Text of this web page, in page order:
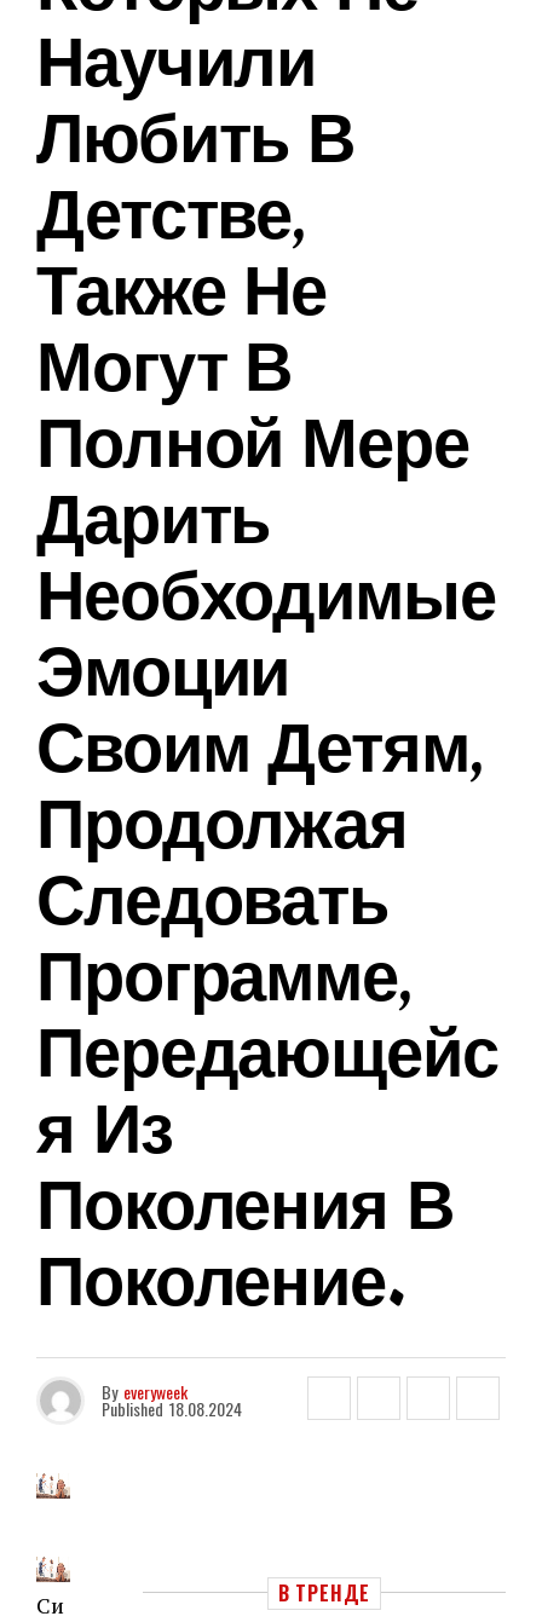
Научили
Любить В
Детстве,
Также Не
Могут В
Полной Мере
Дарить
Необходимые
Эмоции
Своим Детям,
Продолжая
Следовать
Программе,
Передающейс
Я Из
Поколения В
Поколение.
By everyweek
Published 18.08.2024
Си
В ТРЕНДЕ